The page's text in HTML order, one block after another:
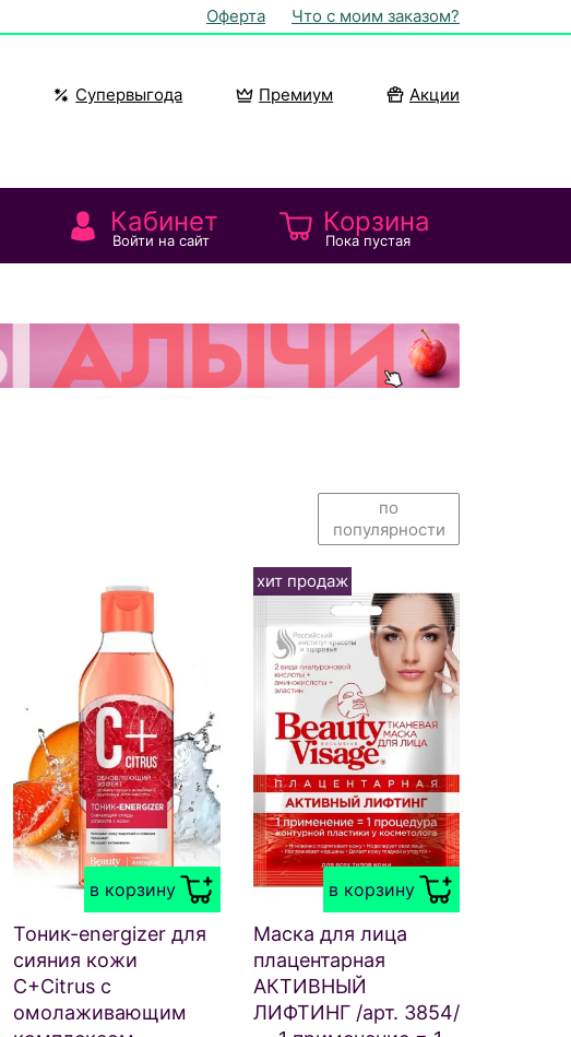
Оферта Что с моим заказом?
Супервыгода Премиум
Акции
Кабинет
Войти на сайт
Корзина
Пока пустая
по
популярности
в корзину
Тоник-energizer для
сияния кожи
C+Citrus с
омолаживающим
в корзину
хит продаж
Маска для лица
плацентарная
АКТИВНЫЙ
ЛИФТИНГ /арт. 3854/